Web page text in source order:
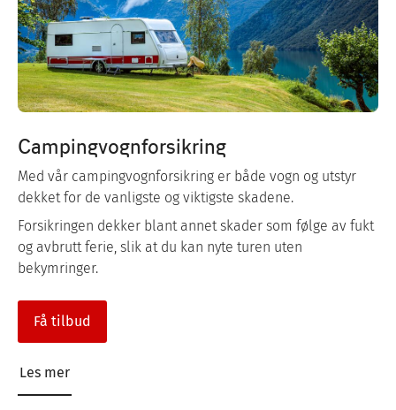
Campingvognforsikring
Med vår campingvognforsikring er både vogn og utstyr
dekket for de vanligste og viktigste skadene.
Forsikringen dekker blant annet skader som følge av fukt
og avbrutt ferie, slik at du kan nyte turen uten
bekymringer.
Få tilbud
Les mer